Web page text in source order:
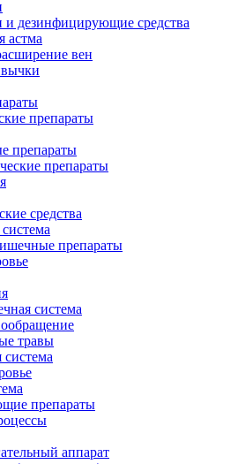
и дезинфицирующие средства
астма
вен
препараты
препараты
препараты
средства
препараты
система
травы
препараты
аппарат